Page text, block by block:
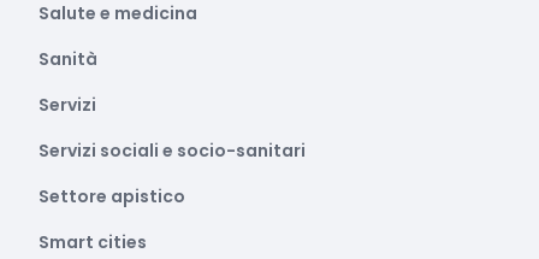
Salute e medicina
Sanità
Servizi
Servizi sociali e socio-sanitari
Settore apistico
Smart cities